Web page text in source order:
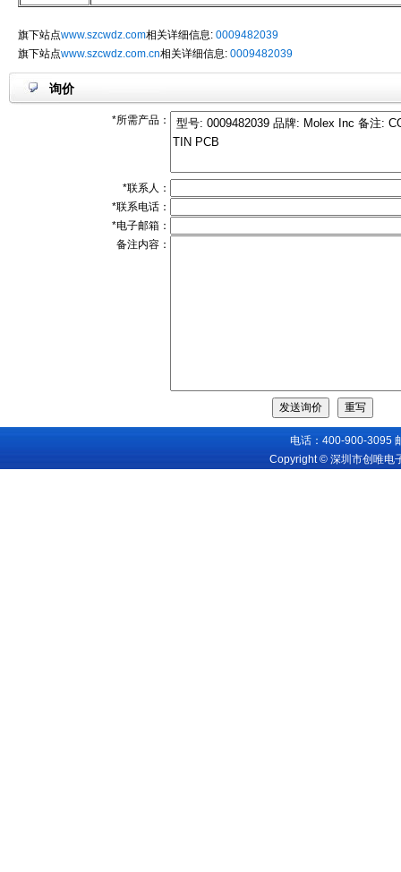
旗下站点www.szcwdz.com相关详细信息: 0009482039
旗下站点www.szcwdz.com.cn相关详细信息: 0009482039
询价
*所需产品：
*联系人：
*联系电话：
*电子邮箱：
备注内容：
电话：400-900-3095
Copyright © 深圳市创唯电